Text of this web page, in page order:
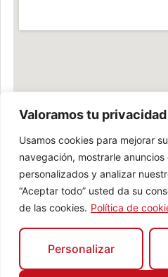
Valoramos tu privacidad
Usamos cookies para mejorar
navegación, mostrarle
personalizados y analizar
“Aceptar todo” usted da su
de las cookies. Política de
Personalizar